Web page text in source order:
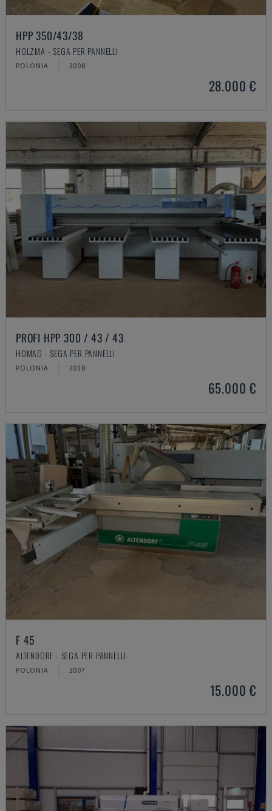
HPP 350/43/38
HOLZMA - SEGA PER PANNELLI
POLONIA 2008
28.000 €
PROFI HPP 300 / 43 / 43
HOMAG - SEGA PER PANNELLI
POLONIA 2018
65.000 €
F 45
ALTENDORF - SEGA PER PANNELLI
POLONIA 2007
15.000 €